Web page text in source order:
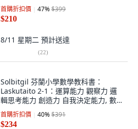
首購折扣價 47%$399
$210
8/11 星期二 預計送達
(22)
Solbitgil 芬蘭小學數學教科書：
Laskutaito 2-1：運算能力 觀察力 邏
輯思考能力 創造力 自我決定能力, 數
學領域
首購折扣價 40%$391
$234